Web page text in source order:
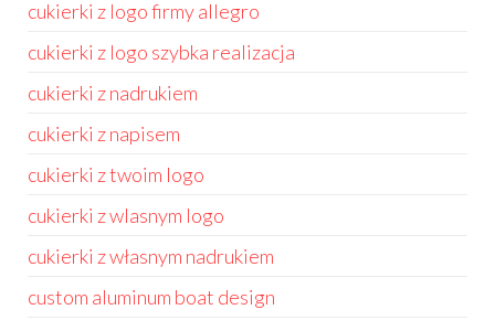
cukierki z logo firmy allegro
cukierki z logo szybka realizacja
cukierki z nadrukiem
cukierki z napisem
cukierki z twoim logo
cukierki z wlasnym logo
cukierki z własnym nadrukiem
custom aluminum boat design